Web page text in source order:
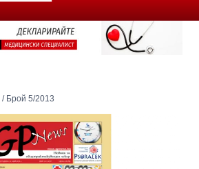
/ Брой 5/2013